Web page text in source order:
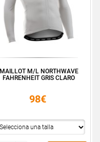
MAILLOT M/L NORTHWAVE
FAHRENHEIT GRIS CLARO
98€